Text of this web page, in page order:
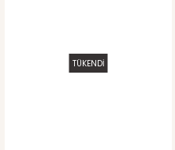
TÜKENDİ